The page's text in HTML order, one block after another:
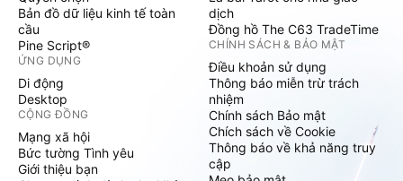
Bản đồ dữ liệu kinh tế toàn
cầu
Pine Script®
ỨNG DỤNG
Di động
Desktop
CỘNG ĐỒNG
Mạng xã hội
Bức tường Tình yêu
Giới thiệu bạn
dịch
Đồng hồ The C63 TradeTime
CHÍNH SÁCH & BẢO MẬT
Điều khoản sử dụng
Thông báo miễn trừ trách
nhiệm
Chính sách Bảo mật
Chích sách về Cookie
Thông báo về khả năng truy
cập